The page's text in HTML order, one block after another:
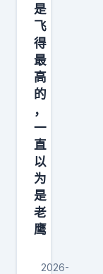
做
成
包
和
皮
了
。
。
。
是
飞
得
最
高
的
，
一
直
以
为
是
老
鹰
2026-